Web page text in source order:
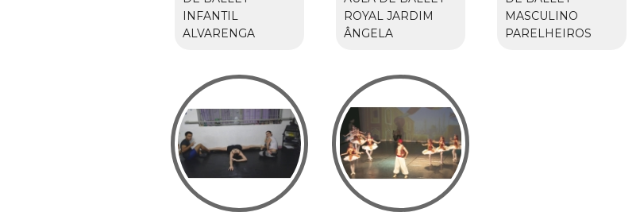
INFANTIL
ALVARENGA
ROYAL JARDIM
ÂNGELA
MASCULINO
PARELHEIROS